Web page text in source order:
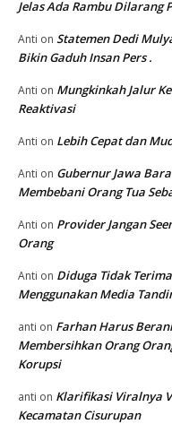
Jelas Ada Rambu
Anti on Statemen Dedi
Bikin Gaduh Insan Pers .
Anti on Mungkinkah Jalur
Reaktivasi
Anti on Lebih Cepat dan
Anti on Gubernur Jawa
Membebani Orang Tua
Anti on Provider Jangan
Orang
Anti on Diduga Tidak
Menggunakan Media
anti on Farhan Harus
Membersihkan Orang
Korupsi
anti on Klarifikasi Viralnya
Kecamatan Cisurupan